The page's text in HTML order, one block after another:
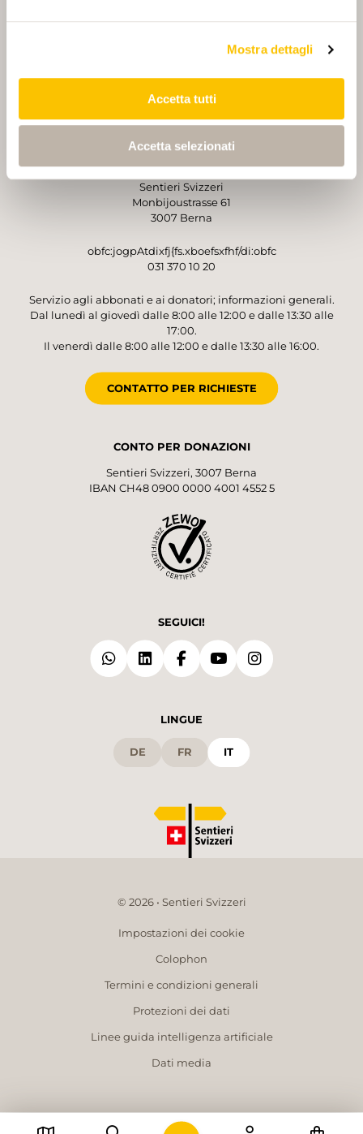
Mostra dettagli
Accetta tutti
Accetta selezionati
PARTNER PARTNER
Sentieri Svizzeri
Monbijoustrasse 61
3007 Berna
obfc:jogpAtdixfj{fs.xboefsxfhf/di:obfc
031 370 10 20
Servizio agli abbonati e ai donatori; informazioni generali.
Dal lunedì al giovedì dalle 8:00 alle 12:00 e dalle 13:30 alle
17:00.
Il venerdì dalle 8:00 alle 12:00 e dalle 13:30 alle 16:00.
CONTATTO PER RICHIESTE
CONTO PER DONAZIONI
Sentieri Svizzeri, 3007 Berna
IBAN CH48 0900 0000 4001 4552 5
SEGUICI!
LINGUE
DE FR IT
© 2026 • Sentieri Svizzeri
Impostazioni dei cookie
Colophon
Termini e condizioni generali
Protezioni dei dati
Linee guida intelligenza artificiale
Dati media